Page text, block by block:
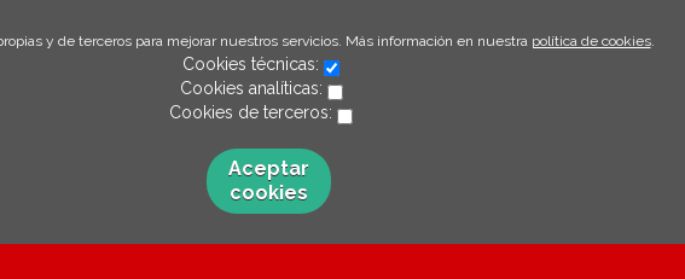
y de terceros para mejorar nuestros servicios. Más información en nuestra política de cookies.
Cookies técnicas:
Cookies analíticas:
Cookies de terceros:
Aceptar
cookies